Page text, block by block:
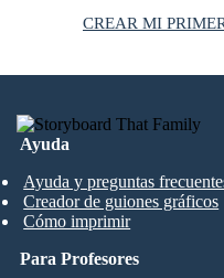
CREAR MI
Ayuda
Ayuda y preguntas
Creador de guiones gráficos
Cómo imprimir
Para Profesores